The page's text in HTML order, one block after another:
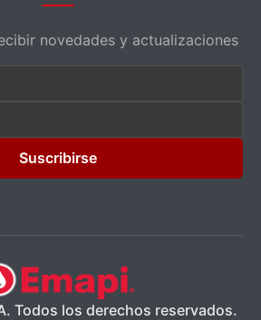
novedades y actualizaciones
Suscribirse
Todos los derechos reservados.